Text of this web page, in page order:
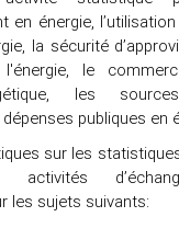
en énergie,
la sécurité
le
les
publiques en
sur les
activités
les sujets suivants: